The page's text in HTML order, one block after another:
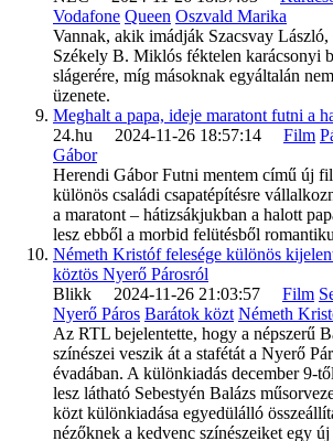
Vodafone Queen Oszvald Marika
Vannak, akik imádják Szacsvay
Székely B. Miklós féktelen karácsonyi
slágerére, míg másoknak egyáltalán
üzenete.
Meghalt a papa, ideje maratont futni a
24.hu 2024-11-26 18:57:14 Film
Gábor
Herendi Gábor Futni mentem című új
különös családi csapatépítésre
a maratont – hátizsákjukban a halott
lesz ebből a morbid felütésből
Németh Kristóf felesége különös
köztös Nyerő Párosról
Blikk 2024-11-26 21:03:57 Film
Nyerő Páros Barátok közt Németh
Az RTL bejelentette, hogy a népszerű
színészei veszik át a stafétát a Nyerő
évadában. A különkiadás december 9-
lesz látható Sebestyén Balázs
közt különkiadása egyedülálló
nézőknek a kedvenc színészeiket egy új